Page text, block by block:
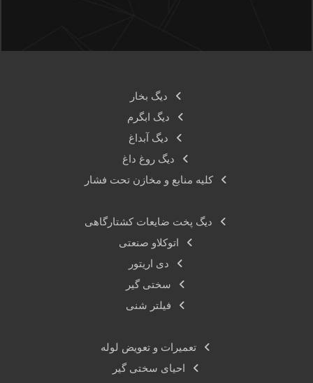
دیگ بخار
دیگ ابگرم
دیگ آبداغ
دیگ روغ داغ
کلیه منابع و مخازن تحت فشار
دیگ پخت ضایعات کشتارگاهی
اتوکلاو صنعتی
دی اریتور
سختی گیر
فیلتر شنی
تعمیرات و تعویض لوله
احیای سختی گیر